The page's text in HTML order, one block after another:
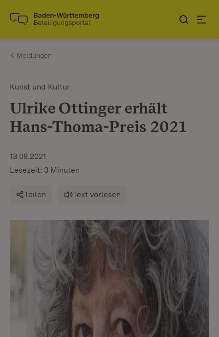
Zum Inhalt springen
Link zur Startseite
Meldungen
Kunst und Kultur
Ulrike Ottinger erhält
Hans-Thoma-Preis 2021
13.08.2021
Lesezeit: 3 Minuten
Teilen Text vorlesen